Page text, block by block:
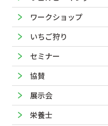
ワークショップ
いちご狩り
セミナー
協賛
展示会
栄養士